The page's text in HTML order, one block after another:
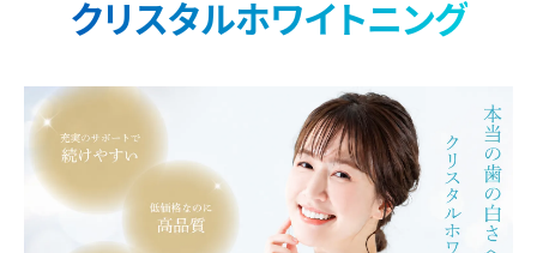
クリスタルホワイトニング